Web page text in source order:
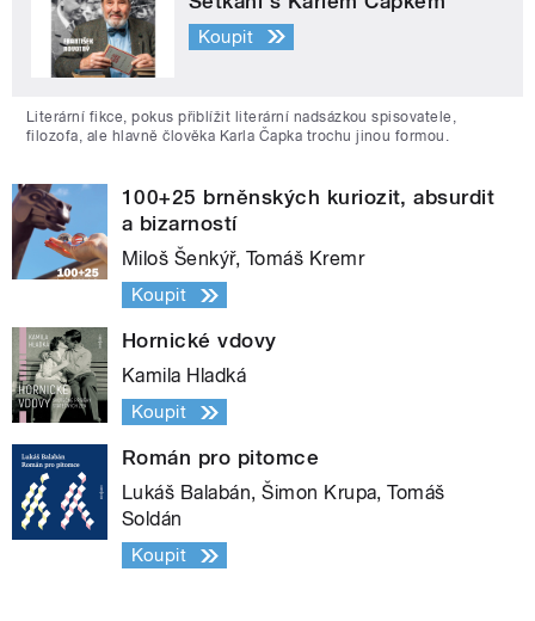
Koupit
Literární fikce, pokus přiblížit literární nadsázkou spisovatele,
filozofa, ale hlavně člověka Karla Čapka trochu jinou formou.
100+25 brněnských kuriozit, absurdit
a bizarností
Miloš Šenkýř, Tomáš Kremr
Koupit
Hornické vdovy
Kamila Hladká
Koupit
Román pro pitomce
Lukáš Balabán, Šimon Krupa, Tomáš
Soldán
Koupit